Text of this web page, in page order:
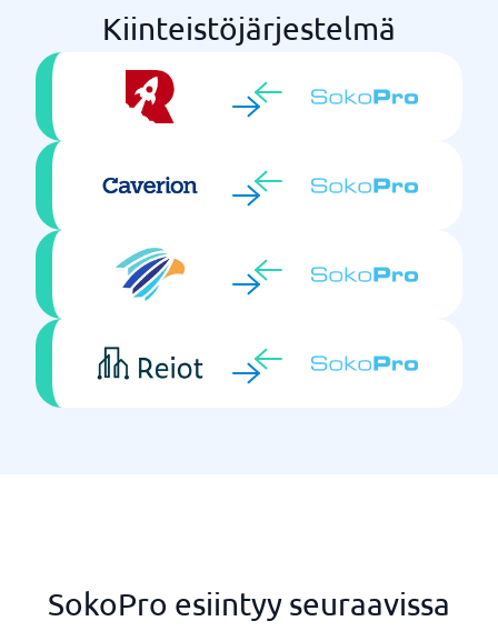
Kiinteistöjärjestelmä
SokoPro esiintyy seuraavissa